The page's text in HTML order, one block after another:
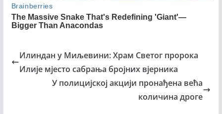
Илиндан у Миљевини: Храм Светог пророка
Илије мјесто сабрања бројних вјерника
У полицијској акцији пронађена већа
количина дроге